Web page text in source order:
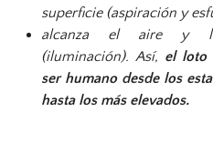
superficie (aspiración y
alcanza el aire y
(iluminación). Así, el loto
ser humano desde los
hasta los más elevados.